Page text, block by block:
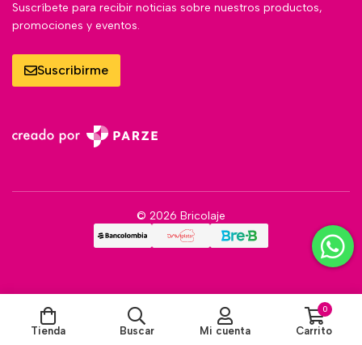
Suscríbete para recibir noticias sobre nuestros productos,
promociones y eventos.
Suscribirme
© 2026 Bricolaje
Tienda Buscar Mi cuenta
0
Carrito